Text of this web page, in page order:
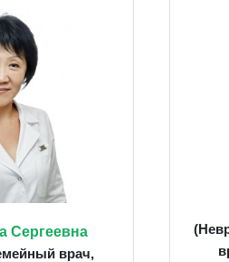
Сергеевна
врач,